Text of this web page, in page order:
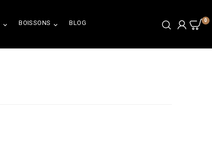
0
 
BOISSONS BLOG